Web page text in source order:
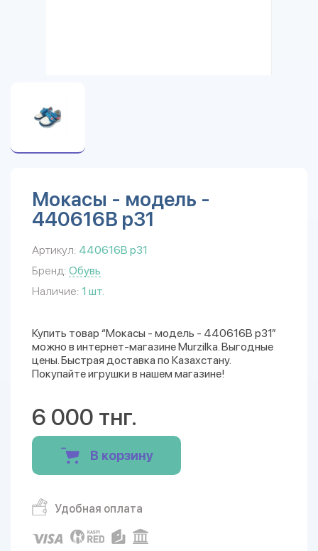
Мокасы - модель -
440616B р31
Артикул: 440616B р31
Бренд: Обувь
Наличие: 1 шт.
Купить товар “Мокасы - модель - 440616B р31”
можно в интернет-магазине Murzilka. Выгодные
цены. Быстрая доставка по Казахстану.
Покупайте игрушки в нашем магазине!
6 000 тнг.
В корзину
Удобная оплата